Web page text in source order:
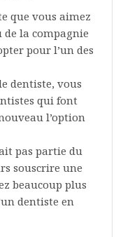
que vous aimez
la compagnie
pour l’un des
dentiste, vous
qui font
l’option
pas partie du
souscrire une
beaucoup plus
dentiste en